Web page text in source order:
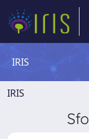
IRIS
IRIS